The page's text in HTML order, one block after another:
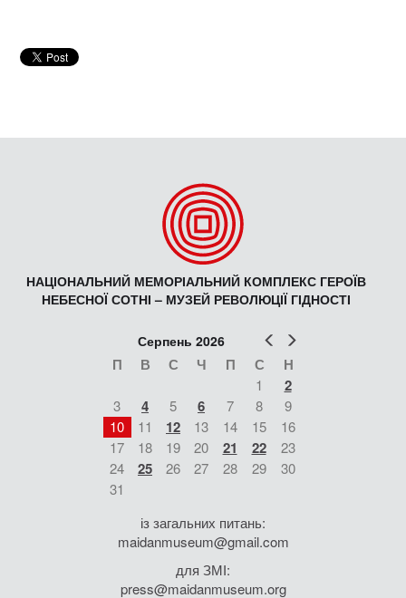
НАЦІОНАЛЬНИЙ МЕМОРІАЛЬНИЙ КОМПЛЕКС ГЕРОЇВ
НЕБЕСНОЇ СОТНІ – МУЗЕЙ РЕВОЛЮЦІЇ ГІДНОСТІ
Попер
Серпень 2026
П В С Ч П С Н
1 2
3 4 5 6 7 8
9
10
11 12 13 14 15
16
17
18 19 20 21 22
23
24
25 26 27 28 29
30
31
із загальних питань:
maidanmuseum@gmail.com
для ЗМІ:
press@maidanmuseum.org